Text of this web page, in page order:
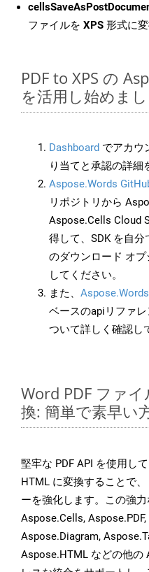
ファイルを XPS 形式に
PDF to XPS の
を活用し始めま
Dashboard でアカウ
り当てと承認の詳細
Aspose.Words
リポジトリから
Aspose.Cells Cloud
得して、SDK を自
のダウンロード オ
してください。
また、 Aspose.Words
ベースのapiリファ
ついて詳しく確認し
Word PDF ファ
換: 簡単で素早い
堅牢な PDF API を使用し
HTML に変換することで
ーを強化します。この強力
Aspose.Cells,
Aspose.Diagram,
Aspose.HTML などの他の